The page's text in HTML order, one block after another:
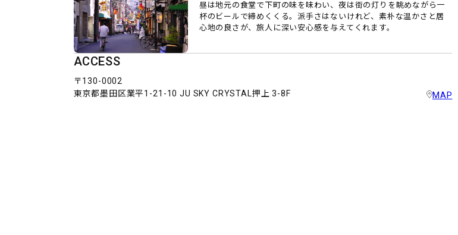
昼は地元の食堂で下町の味を味わい、夜は街の灯りを眺めながら一
杯のビールで締めくくる。派手さはないけれど、素朴な温かさと居
心地の良さが、旅人に深い安心感を与えてくれます。
ACCESS
〒130-0002
東京都墨田区業平1-21-10 JU SKY CRYSTAL押上 3-8F
MAP